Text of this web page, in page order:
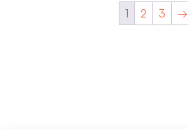
1 2 3 →